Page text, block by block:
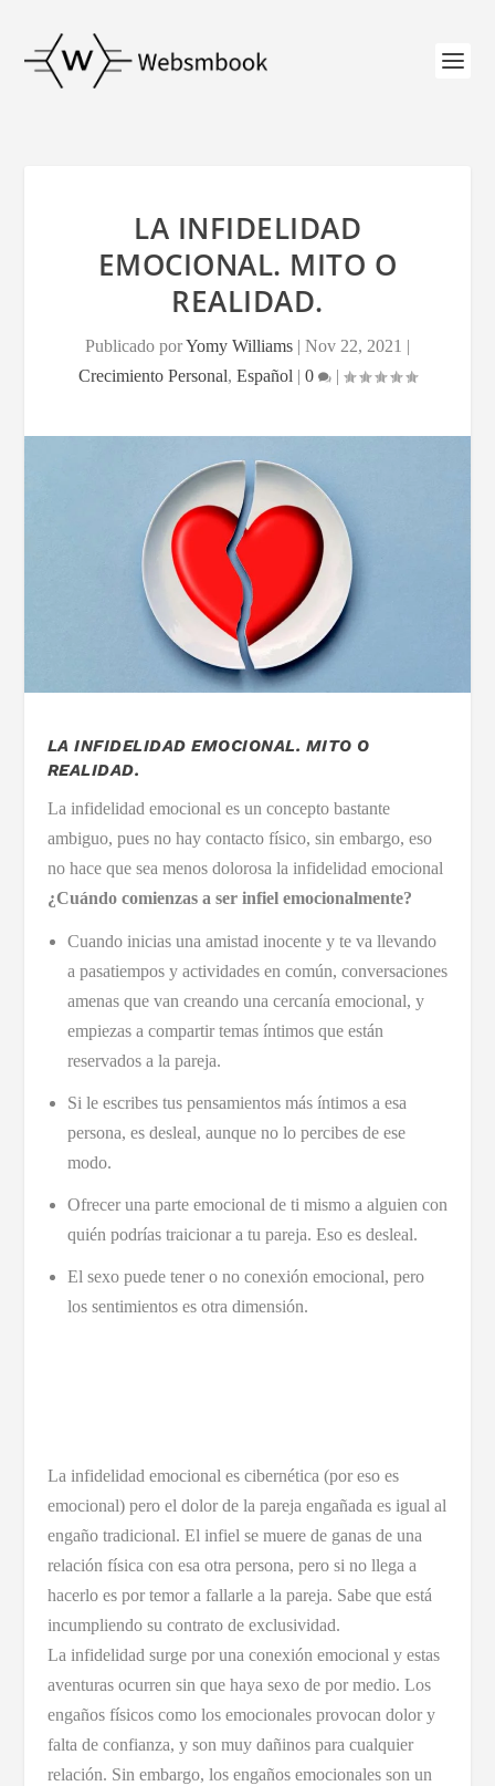
LA INFIDELIDAD
EMOCIONAL. MITO O
REALIDAD.
Publicado porYomy Williams | Nov 22, 2021 |
Crecimiento Personal, Español | 0 |
LA INFIDELIDAD EMOCIONAL. MITO O
REALIDAD.
La infidelidad emocional es un concepto bastante
ambiguo, pues no hay contacto físico, sin embargo, eso
no hace que sea menos dolorosa la infidelidad emocional
¿Cuándo comienzas a ser infiel emocionalmente?
Cuando inicias una amistad inocente y te va llevando
a pasatiempos y actividades en común, conversaciones
amenas que van creando una cercanía emocional, y
empiezas a compartir temas íntimos que están
reservados a la pareja.
Si le escribes tus pensamientos más íntimos a esa
persona, es desleal, aunque no lo percibes de ese
modo.
Ofrecer una parte emocional de ti mismo a alguien con
quién podrías traicionar a tu pareja. Eso es desleal.
El sexo puede tener o no conexión emocional, pero
los sentimientos es otra dimensión.
La infidelidad emocional es cibernética (por eso es
emocional) pero el dolor de la pareja engañada es igual al
engaño tradicional. El infiel se muere de ganas de una
relación física con esa otra persona, pero si no llega a
hacerlo es por temor a fallarle a la pareja. Sabe que está
incumpliendo su contrato de exclusividad.
La infidelidad surge por una conexión emocional y estas
aventuras ocurren sin que haya sexo de por medio. Los
engaños físicos como los emocionales provocan dolor y
falta de confianza, y son muy dañinos para cualquier
relación. Sin embargo, los engaños emocionales son un